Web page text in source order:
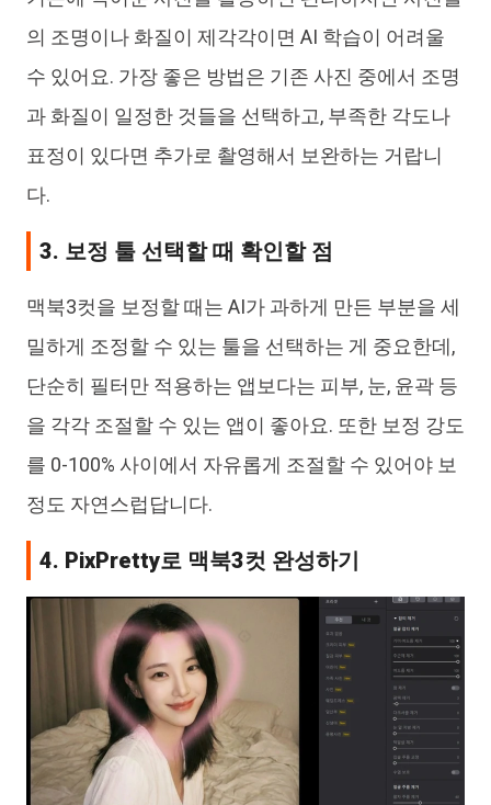
의 조명이나 화질이 제각각이면 AI 학습이 어려울
수 있어요. 가장 좋은 방법은 기존 사진 중에서 조명
과 화질이 일정한 것들을 선택하고, 부족한 각도나
표정이 있다면 추가로 촬영해서 보완하는 거랍니
다.
3. 보정 툴 선택할 때 확인할 점
맥북3컷을 보정할 때는 AI가 과하게 만든 부분을 세
밀하게 조정할 수 있는 툴을 선택하는 게 중요한데,
단순히 필터만 적용하는 앱보다는 피부, 눈, 윤곽 등
을 각각 조절할 수 있는 앱이 좋아요. 또한 보정 강도
를 0-100% 사이에서 자유롭게 조절할 수 있어야 보
정도 자연스럽답니다.
4. PixPretty로 맥북3컷 완성하기